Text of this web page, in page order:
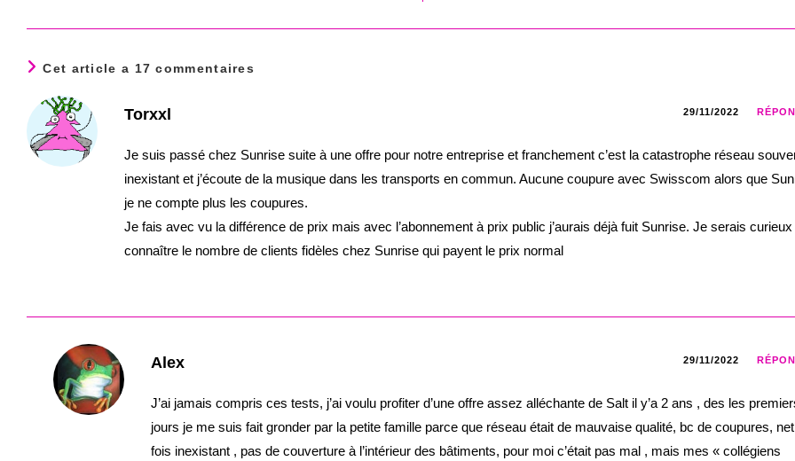
Cet article a 17 commentaires
Torxxl 29/11/2022
Je suis passé chez Sunrise suite à une offre pour notre entreprise et franchement c’est la catastrophe réseau
inexistant et j’écoute de la musique dans les transports en commun. Aucune coupure avec Swisscom alors que
je ne compte plus les coupures.
Je fais avec vu la différence de prix mais avec l’abonnement à prix public j’aurais déjà fuit Sunrise. Je serais curieux
connaître le nombre de clients fidèles chez Sunrise qui payent le prix normal
Alex 29/11/2022
J’ai jamais compris ces tests, j’ai voulu profiter d’une offre assez alléchante de Salt il y’a 2 ans , des les
jours je me suis fait gronder par la petite famille parce que réseau était de mauvaise qualité, bc de coupures,
fois inexistant , pas de couverture à l’intérieur des bâtiments, pour moi c’était pas mal , mais mes « collégiens